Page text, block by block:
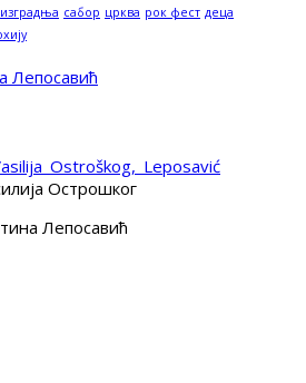
изградња сабор црква рок фест деца
Острошког
Лепосавић